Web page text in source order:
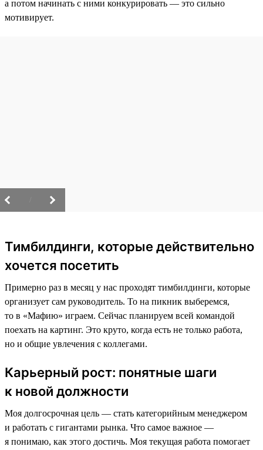
а потом начинать с ними конкурировать — это сильно
мотивирует.
Тимбилдинги, которые действительно
хочется посетить
Примерно раз в месяц у нас проходят тимбилдинги, которые
организует сам руководитель. То на пикник выберемся,
то в «Мафию» играем. Сейчас планируем всей командой
поехать на картинг. Это круто, когда есть не только работа,
но и общие увлечения с коллегами.
Карьерный рост: понятные шаги
к новой должности
Моя долгосрочная цель — стать категорийным менеджером
и работать с гигантами рынка. Что самое важное —
я понимаю, как этого достичь. Моя текущая работа помогает